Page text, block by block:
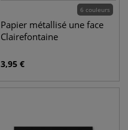
6 couleurs
Papier métallisé une face
Clairefontaine
3,95 €